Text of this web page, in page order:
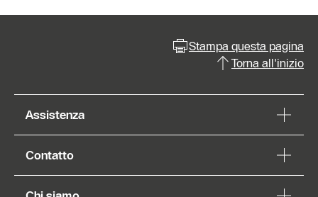
Stampa questa pagina
Torna all'inizio
Assistenza
Contatto